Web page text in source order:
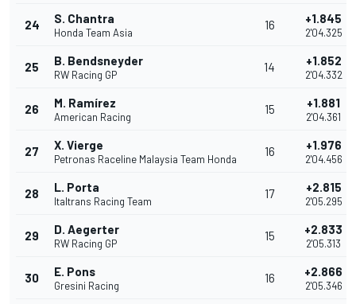
24 S. Chantra
Honda Team Asia
16 +1.845
2'04.325
25 B. Bendsneyder
RW Racing GP
14 +1.852
2'04.332
26 M. Ramírez
American Racing
15 +1.881
2'04.361
27 X. Vierge
Petronas Raceline Malaysia Team Honda
16 +1.976
2'04.456
28 L. Porta
Italtrans Racing Team
17 +2.815
2'05.295
29 D. Aegerter
RW Racing GP
15 +2.833
2'05.313
30 E. Pons
Gresini Racing
16 +2.866
2'05.346